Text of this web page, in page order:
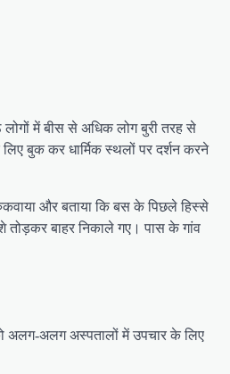
में बीस से अधिक लोग बुरी तरह से
बुक कर धार्मिक स्थलों पर दर्शन करने
और बताया कि बस के पिछले हिस्से
बाहर निकाले गए। पास के गांव
अलग-अलग अस्पतालों में उपचार के लिए